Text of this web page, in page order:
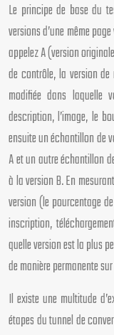
Le principe de base du
versions d’une même
appelez A (version
de contrôle, la version
modifiée dans laquelle
description, l’image, le
ensuite un échantillon de
A et un autre échantillon
à la version B. En
version (le pourcentage
inscription,
quelle version est la plus
de manière permanente
Il existe une multitude
étapes du tunnel de